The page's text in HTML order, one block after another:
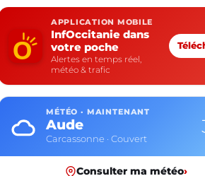
APPLICATION MOBILE
InfOccitanie dans
votre poche
Alertes en temps réel,
météo & trafic
MÉTÉO · MAINTENANT
Aude
Carcassonne · Couvert
Consulter ma météo›